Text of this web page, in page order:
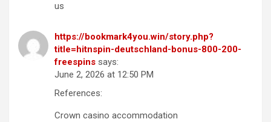
us
https://bookmark4you.win/story.php?
title=hitnspin-deutschland-bonus-800-200-
freespins says:
June 2, 2026 at 12:50 PM
References:
Crown casino accommodation